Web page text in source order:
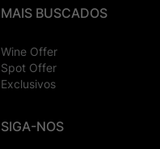
MAIS BUSCADOS
Wine Offer
Spot Offer
Exclusivos
SIGA-NOS